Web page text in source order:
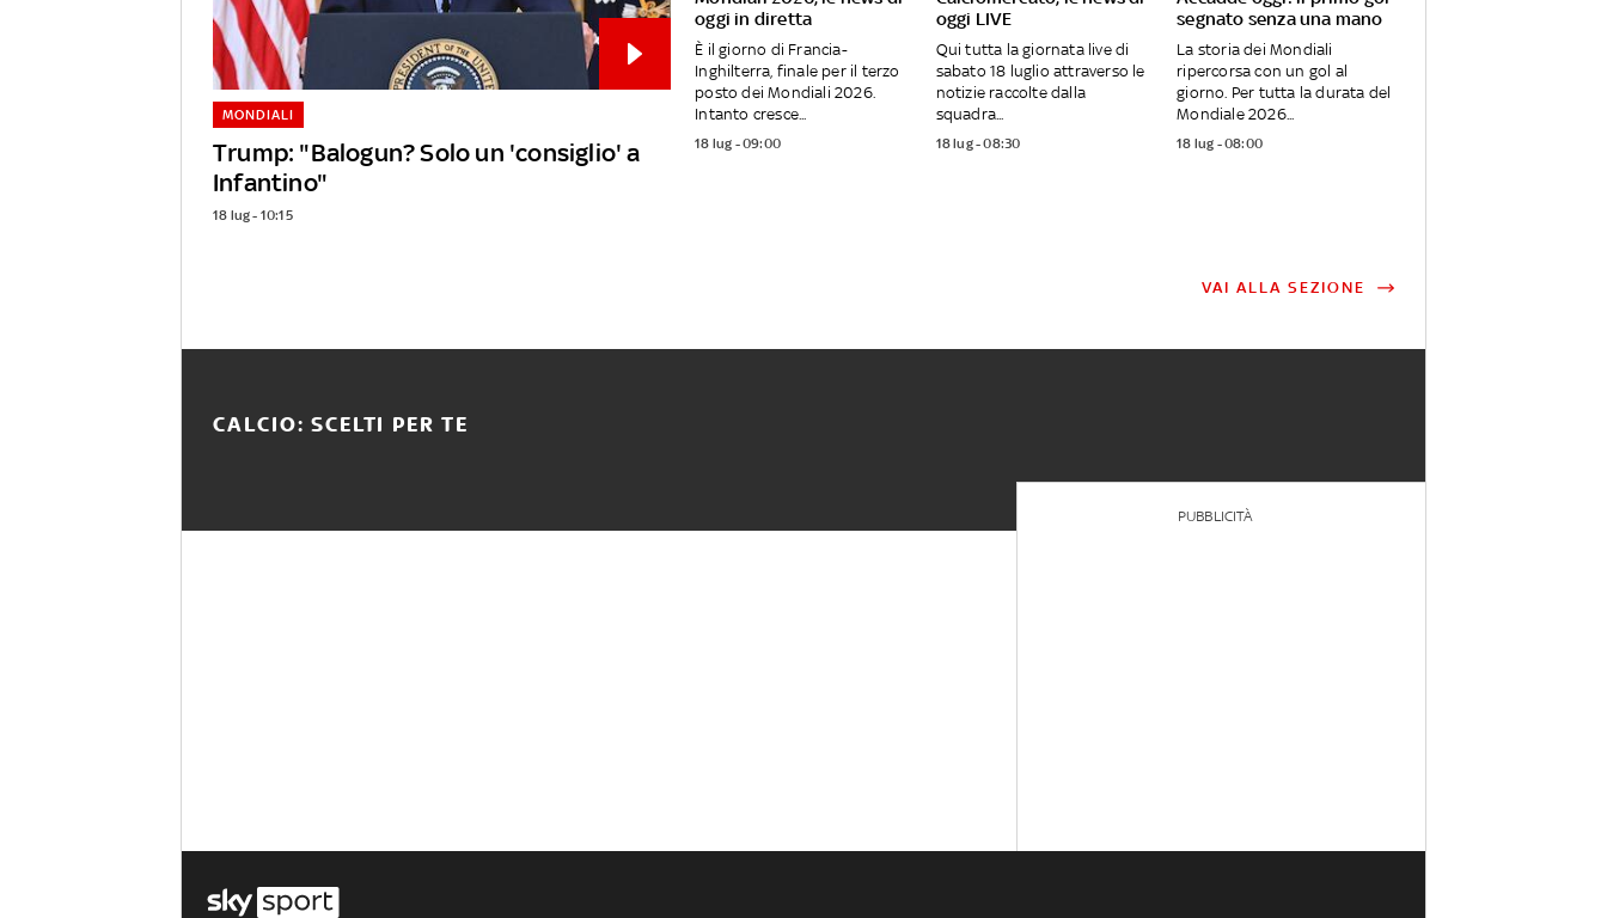
Trump: "Balogun? Solo un 'consiglio' a
Infantino"
MONDIALI
18 lug - 10:15
oggi in diretta
È il giorno di Francia-
Inghilterra, finale per il terzo
posto dei Mondiali 2026.
Intanto cresce...
18 lug - 09:00
oggi LIVE
Qui tutta la giornata live di
sabato 18 luglio attraverso le
notizie raccolte dalla
squadra...
18 lug - 08:30
segnato senza una mano
La storia dei Mondiali
ripercorsa con un gol al
giorno. Per tutta la durata del
Mondiale 2026...
18 lug - 08:00
VAI ALLA SEZIONE
CALCIO: SCELTI PER TE
PUBBLICITÀ